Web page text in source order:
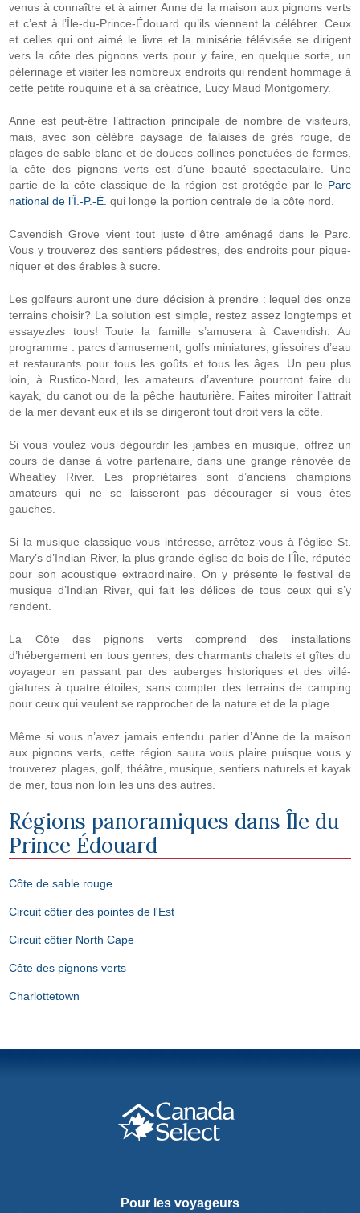
venus à connaître et à aimer Anne de la maison aux pignons verts
et c’est à l’Île-du-Prince-Édouard qu’ils viennent la célébrer. Ceux
et celles qui ont aimé le livre et la minisérie télévisée se dirigent
vers la côte des pignons verts pour y faire, en quelque sorte, un
pèlerinage et visiter les nombreux endroits qui rendent hommage à
cette petite rouquine et à sa créatrice, Lucy Maud Montgomery.
Anne est peut-être l’attraction principale de nombre de visiteurs,
mais, avec son célèbre paysage de falaises de grès rouge, de
plages de sable blanc et de douces collines ponctuées de fermes,
la côte des pignons verts est d’une beauté spectaculaire. Une
partie de la côte classique de la région est protégée par le Parc
national de l’Î.-P.-É. qui longe la portion centrale de la côte nord.
Cavendish Grove vient tout juste d’être aménagé dans le Parc.
Vous y trouverez des sentiers pédestres, des endroits pour pique-
niquer et des érables à sucre.
Les golfeurs auront une dure décision à prendre : lequel des onze
terrains choisir? La solution est simple, restez assez longtemps et
essayezles tous! Toute la famille s’amusera à Cavendish. Au
programme : parcs d’amusement, golfs miniatures, glissoires d’eau
et restaurants pour tous les goûts et tous les âges. Un peu plus
loin, à Rustico-Nord, les amateurs d’aventure pourront faire du
kayak, du canot ou de la pêche hauturière. Faites miroiter l’attrait
de la mer devant eux et ils se dirigeront tout droit vers la côte.
Si vous voulez vous dégourdir les jambes en musique, offrez un
cours de danse à votre partenaire, dans une grange rénovée de
Wheatley River. Les propriétaires sont d’anciens champions
amateurs qui ne se laisseront pas décourager si vous êtes
gauches.
Si la musique classique vous intéresse, arrêtez-vous à l’église St.
Mary’s d’Indian River, la plus grande église de bois de l’Île, réputée
pour son acoustique extraordinaire. On y présente le festival de
musique d’Indian River, qui fait les délices de tous ceux qui s’y
rendent.
La Côte des pignons verts comprend des installations
d’hébergement en tous genres, des charmants chalets et gîtes du
voyageur en passant par des auberges historiques et des villé-
giatures à quatre étoiles, sans compter des terrains de camping
pour ceux qui veulent se rapprocher de la nature et de la plage.
Même si vous n’avez jamais entendu parler d’Anne de la maison
aux pignons verts, cette région saura vous plaire puisque vous y
trouverez plages, golf, théâtre, musique, sentiers naturels et kayak
de mer, tous non loin les uns des autres.
Régions panoramiques dans Île du
Prince Édouard
Côte de sable rouge
Circuit côtier des pointes de l'Est
Circuit côtier North Cape
Côte des pignons verts
Charlottetown
Pour les voyageurs